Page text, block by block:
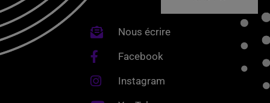
Nous écrire
Facebook
Instagram